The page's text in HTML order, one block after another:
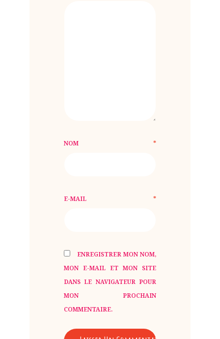
NOM *
E-MAIL *
ENREGISTRER MON NOM,
MON E-MAIL ET MON SITE
DANS LE NAVIGATEUR POUR
MON PROCHAIN
COMMENTAIRE.